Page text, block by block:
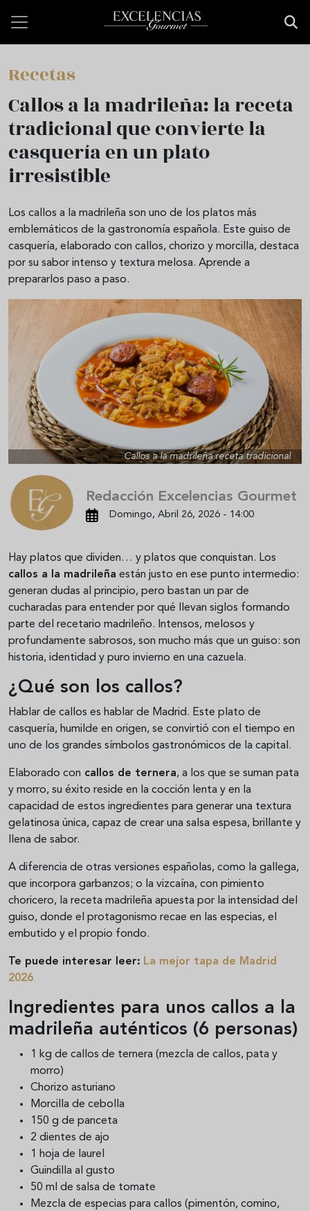
Recetas
Callos a la madrileña: la receta
tradicional que convierte la
casquería en un plato
irresistible
Los callos a la madrileña son uno de los platos más
emblemáticos de la gastronomía española. Este guiso de
casquería, elaborado con callos, chorizo y morcilla, destaca
por su sabor intenso y textura melosa. Aprende a
prepararlos paso a paso.
Callos a la madrileña receta tradicional
Redacción Excelencias Gourmet
Domingo, Abril 26, 2026 - 14:00
Hay platos que dividen… y platos que conquistan. Los
callos a la madrileña están justo en ese punto intermedio:
generan dudas al principio, pero bastan un par de
cucharadas para entender por qué llevan siglos formando
parte del recetario madrileño. Intensos, melosos y
profundamente sabrosos, son mucho más que un guiso: son
historia, identidad y puro invierno en una cazuela.
¿Qué son los callos?
Hablar de callos es hablar de Madrid. Este plato de
casquería, humilde en origen, se convirtió con el tiempo en
uno de los grandes símbolos gastronómicos de la capital.
Elaborado con callos de ternera, a los que se suman pata
y morro, su éxito reside en la cocción lenta y en la
capacidad de estos ingredientes para generar una textura
gelatinosa única, capaz de crear una salsa espesa, brillante y
llena de sabor.
A diferencia de otras versiones españolas, como la gallega,
que incorpora garbanzos; o la vizcaína, con pimiento
choricero, la receta madrileña apuesta por la intensidad del
guiso, donde el protagonismo recae en las especias, el
embutido y el propio fondo.
Te puede interesar leer: La mejor tapa de Madrid
2026
Ingredientes para unos callos a la
madrileña auténticos (6 personas)
1 kg de callos de ternera (mezcla de callos, pata y
morro)
Chorizo asturiano
Morcilla de cebolla
150 g de panceta
2 dientes de ajo
1 hoja de laurel
Guindilla al gusto
50 ml de salsa de tomate
Mezcla de especias para callos (pimentón, comino,